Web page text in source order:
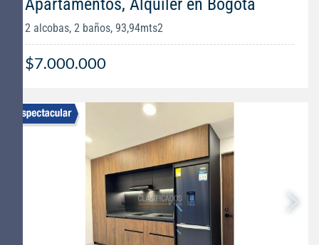
Apartamentos, Alquiler en Bogotá
2 alcobas, 2 baños, 93,94mts2
$7.000.000